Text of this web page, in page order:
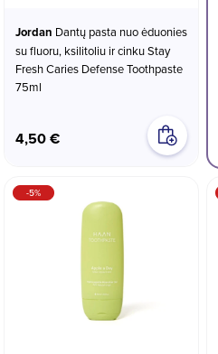
Jordan
su fluoru, ksilitoliu ir cinku Stay
Fresh Caries Defense Toothpaste
75ml
4,50 €
-5%